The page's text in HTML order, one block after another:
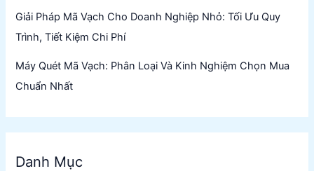
Giải Pháp Mã Vạch Cho Doanh Nghiệp Nhỏ: Tối Ưu Quy
Trình, Tiết Kiệm Chi Phí
Máy Quét Mã Vạch: Phân Loại Và Kinh Nghiệm Chọn Mua
Chuẩn Nhất
Danh Mục